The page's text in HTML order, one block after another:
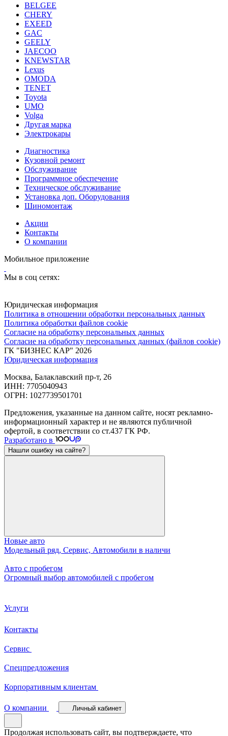
BELGEE
CHERY
EXEED
GAC
GEELY
JAECOO
KNEWSTAR
Lexus
OMODA
TENET
Toyota
UMO
Volga
Другая марка
Электрокары
Диагностика
Кузовной ремонт
Обслуживание
Программное обеспечение
Техническое обслуживание
Установка доп. Оборудования
Шиномонтаж
Акции
Контакты
О компании
Мобильное приложение
Мы в соц сетях:
Юридическая информация
Политика в отношении обработки персональных данных
Политика обработки файлов cookie
Согласие на обработку персональных данных
Согласие на обработку персональных данных (файлов cookie)
ГК "БИЗНЕС КАР" 2026
Юридическая информация
Москва, Балаклавский пр-т, 26
ИНН: 7705040943
ОГРН: 1027739501701
Предложения, указанные на данном сайте, носят рекламно-
информационный характер и не являются публичной
офертой, в соответствии со ст.437 ГК РФ.
Разработано в
Нашли ошибку на сайте?
Новые авто
Модельный ряд, Сервис, Автомобили в наличи
Авто с пробегом
Огромный выбор автомобилей с пробегом
Услуги
Контакты
Сервис
Спецпредложения
Корпоративным клиентам
О компании Личный кабинет
Продолжая использовать сайт, вы подтверждаете, что